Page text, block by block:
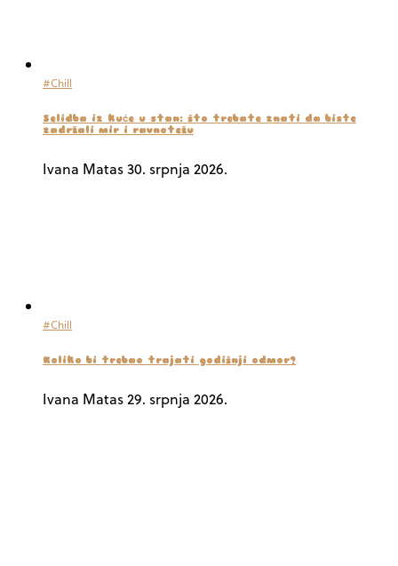
#Chill
Selidba iz kuće u stan: što trebate znati da biste
zadržali mir i ravnotežu
Ivana Matas30. srpnja 2026.
#Chill
Koliko bi trebao trajati godišnji odmor?
Ivana Matas29. srpnja 2026.